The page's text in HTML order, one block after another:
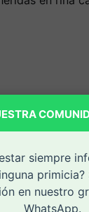
heridas
en el
Cauca.
por las
en la tarde
siempre
primicia?
en nuestro
WhatsApp.